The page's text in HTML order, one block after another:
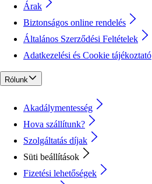
Árak
Biztonságos online rendelés
Általános Szerződési Feltételek
Adatkezelési és Cookie tájékoztató
Rólunk
Akadálymentesség
Hova szállítunk?
Szolgáltatás díjak
Süti beállítások
Fizetési lehetőségek